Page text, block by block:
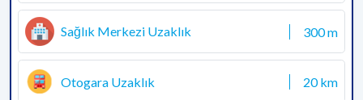
Sağlık Merkezi Uzaklık 300 m
Otogara Uzaklık 20 km